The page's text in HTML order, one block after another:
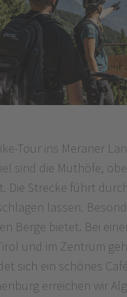
Tour ins Meraner
sind die Muthöfe,
Die Strecke führt
lassen.
Berge bietet. Bei
und im Zentrum
sich ein schönes
erreichen wir